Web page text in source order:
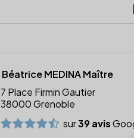
Béatrice MEDINA Maître
7 Place Firmin Gautier
38000 Grenoble
sur39 avis